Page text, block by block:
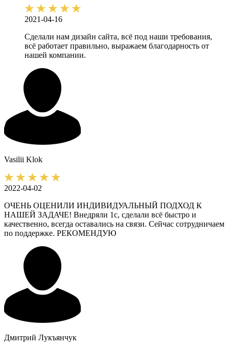
2021-04-16
Сделали нам дизайн сайта, всё под наши требования,
всё работает правильно, выражаем благодарность от
нашей компании.
Vasilii Klok
2022-04-02
ОЧЕНЬ ОЦЕНИЛИ ИНДИВИДУАЛЬНЫЙ ПОДХОД К
НАШЕЙ ЗАДАЧЕ! Внедряли 1с, сделали всё быстро и
качественно, всегда оставались на связи. Сейчас сотрудничаем
по поддержке. РЕКОМЕНДУЮ
Дмитрий Лукъянчук